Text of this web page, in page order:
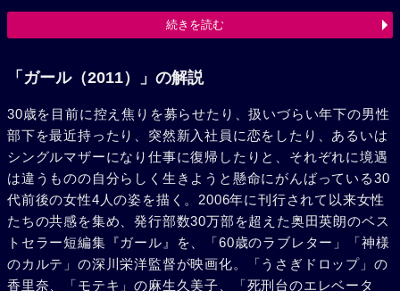
舗文具メーカーに勤める34歳の容子は、恋にも無縁のずぼら
な生活を送っていたが、ある日、ひと回り年の違う新入社
女子たちから人気を集める慎太郎に容子もまた惹かれていく
ると妹の結婚が決まっており、両親には気を遣われる始末。
素直になれず、悶々とする日々。孝子（板谷由夏）は離婚を
経て、6歳の息子を抱えながら3年ぶりに営業職に復帰した。
仕事でシングルマザーを言い訳にしないよう頑張り、息子の
ために父親代わりに鉄棒やキャッチボールを教えられるよう
練習にも励み、シッターの帰る時間に間に合うよう急いで帰
宅するという息つく暇もない毎日。しかし職場では妙に気を
遣われ、息子は母の姿に違和感を抱いていた。孝子は仕事も
続きを読む
「ガール（2011）」の解説
30歳を目前に控え焦りを募らせたり、扱いづらい年下の男性
部下を最近持ったり、突然新入社員に恋をしたり、あるいは
シングルマザーになり仕事に復帰したりと、それぞれに境遇
は違うものの自分らしく生きようと懸命にがんばっている30
代前後の女性4人の姿を描く。2006年に刊行されて以来女性
たちの共感を集め、発行部数30万部を超えた奥田英朗のベス
トセラー短編集『ガール』を、「60歳のラブレター」「神様
のカルテ」の深川栄洋監督が映画化。「うさぎドロップ」の
香里奈、「モテキ」の麻生久美子、「死刑台のエレベータ